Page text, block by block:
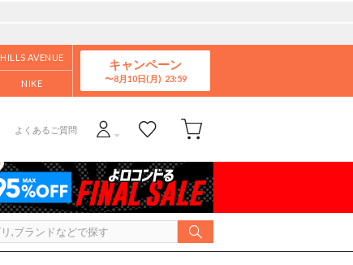
HILLS AVENUE
NIKE
キャンペーン
8月10日(月)
よくあるご質問